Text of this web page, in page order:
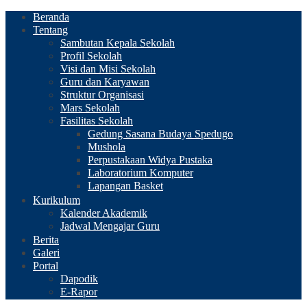
Beranda
Tentang
Sambutan Kepala Sekolah
Profil Sekolah
Visi dan Misi Sekolah
Guru dan Karyawan
Struktur Organisasi
Mars Sekolah
Fasilitas Sekolah
Gedung Sasana Budaya Spedugo
Mushola
Perpustakaan Widya Pustaka
Laboratorium Komputer
Lapangan Basket
Kurikulum
Kalender Akademik
Jadwal Mengajar Guru
Berita
Galeri
Portal
Dapodik
E-Rapor